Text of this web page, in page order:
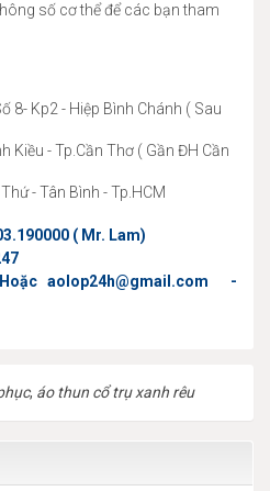
số cơ thể để các bạn tham
8- Kp2 - Hiệp Bình Chánh ( Sau
Kiều - Tp.Cần Thơ ( Gần ĐH Cần
- Tân Bình - Tp.HCM
( Mr. Lam)
aolop24h@gmail.com -
, áo thun cổ trụ xanh rêu